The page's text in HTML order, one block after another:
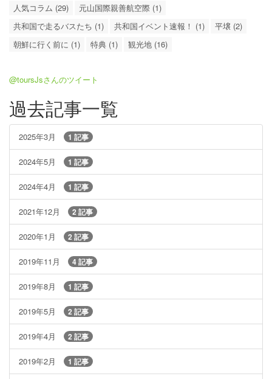
人気コラム (29)
元山国際親善航空際 (1)
共和国で走るバスたち (1)
共和国イベント速報！ (1)
平壌 (2)
朝鮮に行く前に (1)
特典 (1) 観光地 (16)
@toursJsさんのツイート
過去記事一覧
2025年3月 1 記事
2024年5月 1 記事
2024年4月 1 記事
2021年12月 2 記事
2020年1月 2 記事
2019年11月 4 記事
2019年8月 1 記事
2019年5月 2 記事
2019年4月 2 記事
2019年2月 1 記事